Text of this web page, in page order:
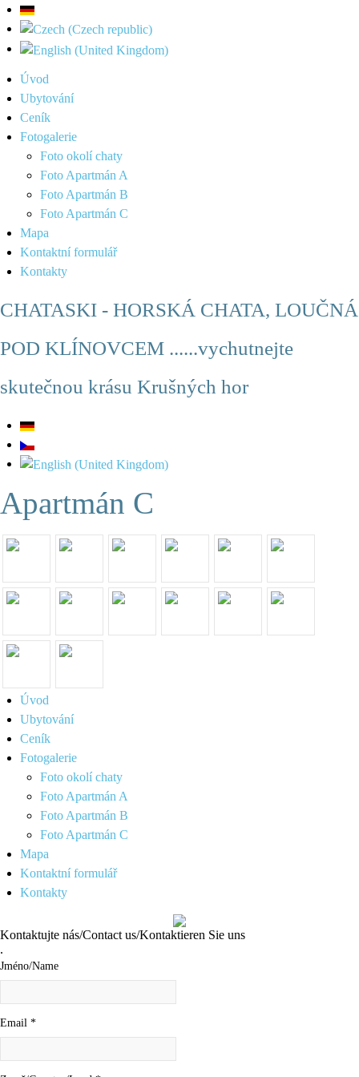
Úvod
Ubytování
Ceník
Fotogalerie
Foto okolí chaty
Foto Apartmán A
Foto Apartmán B
Foto Apartmán C
Mapa
Kontaktní formulář
Kontakty
CHATASKI - HORSKÁ CHATA, LOUČNÁ
POD KLÍNOVCEM ......vychutnejte
skutečnou krásu Krušných hor
Apartmán C
Úvod
Ubytování
Ceník
Fotogalerie
Foto okolí chaty
Foto Apartmán A
Foto Apartmán B
Foto Apartmán C
Mapa
Kontaktní formulář
Kontakty
Kontaktujte nás/Contact us/Kontaktieren Sie uns
.
Jméno/Name
Email *